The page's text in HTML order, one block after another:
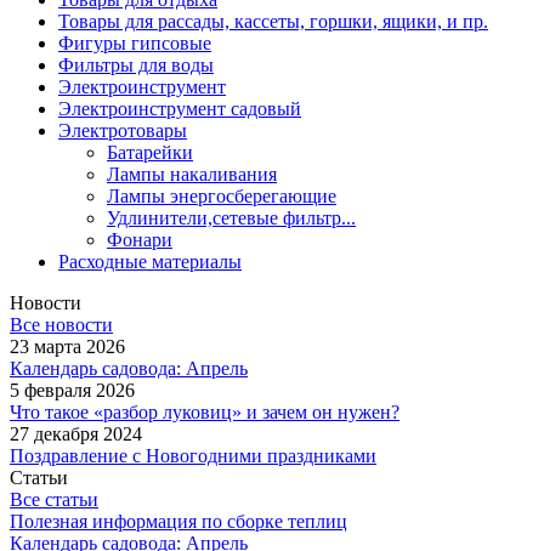
Товары для рассады, кассеты, горшки, ящики, и пр.
Фигуры гипсовые
Фильтры для воды
Электроинструмент
Электроинструмент садовый
Электротовары
Батарейки
Лампы накаливания
Лампы энергосберегающие
Удлинители,сетевые фильтр...
Фонари
Расходные материалы
Новости
Все новости
23 марта 2026
Календарь садовода: Апрель
5 февраля 2026
Что такое «разбор луковиц» и зачем он нужен?
27 декабря 2024
Поздравление с Новогодними праздниками
Статьи
Все статьи
Полезная информация по сборке теплиц
Календарь садовода: Апрель